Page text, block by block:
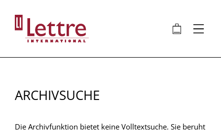
Inhalt
🛍 ⋮
ARCHIVSUCHE
Die Archivfunktion bietet keine Volltextsuche. Sie beruht